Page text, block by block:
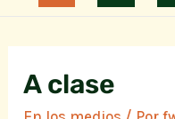
A clase